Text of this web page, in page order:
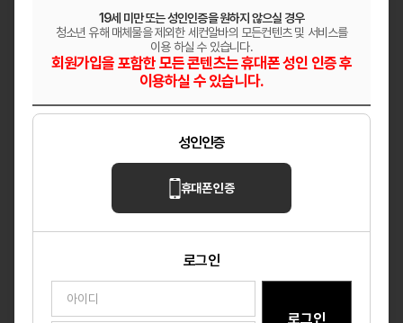
깨끗한 분위기의 샵 상시모집
일반 구인정보총1건
대전 대덕구
깨끗한 분위기의 샵 상시모집
급여협의 / 50세 이하 / 무관 / 여자 / 협의 / 마사지
19세 미만 또는 성인인증을 원하지 않으실 경우
청소년 유해 매체물을 제외한 세컨알바의 모든컨텐츠 및 서비스를
이용 하실 수 있습니다.
회원가입을 포함한 모든 콘텐츠는 휴대폰 성인 인증 후
이용하실 수 있습니다.
성인인증
휴대폰 인증
로그인